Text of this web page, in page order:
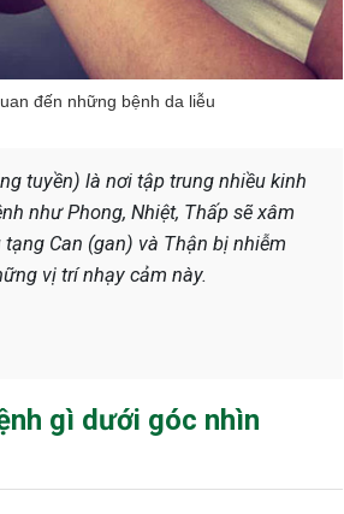
đến những bệnh da liễu
tuyền) là nơi tập trung nhiều kinh
như Phong, Nhiệt, Thấp sẽ xâm
Can (gan) và Thận bị nhiễm
vị trí nhạy cảm này.
gì dưới góc nhìn